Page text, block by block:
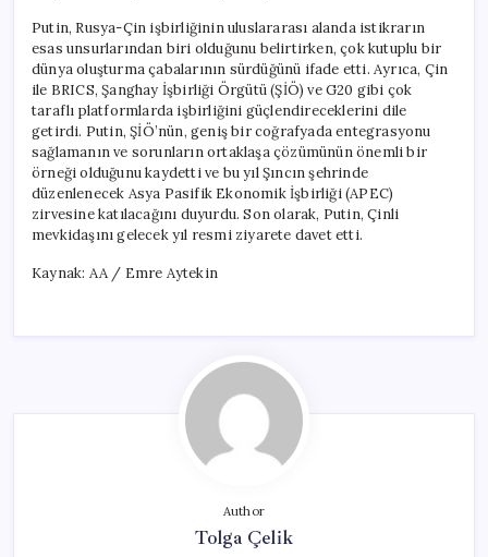
Putin, Rusya-Çin işbirliğinin uluslararası alanda istikrarın
esas unsurlarından biri olduğunu belirtirken, çok kutuplu bir
dünya oluşturma çabalarının sürdüğünü ifade etti. Ayrıca, Çin
ile BRICS, Şanghay İşbirliği Örgütü (ŞİÖ) ve G20 gibi çok
taraflı platformlarda işbirliğini güçlendireceklerini dile
getirdi. Putin, ŞİÖ’nün, geniş bir coğrafyada entegrasyonu
sağlamanın ve sorunların ortaklaşa çözümünün önemli bir
örneği olduğunu kaydetti ve bu yıl Şıncın şehrinde
düzenlenecek Asya Pasifik Ekonomik İşbirliği (APEC)
zirvesine katılacağını duyurdu. Son olarak, Putin, Çinli
mevkidaşını gelecek yıl resmi ziyarete davet etti.
Kaynak: AA / Emre Aytekin
Author
Tolga Çelik